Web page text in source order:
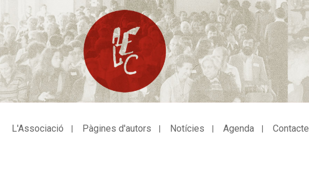
L'Associació Pàgines d'autors Notícies Agenda Contacte